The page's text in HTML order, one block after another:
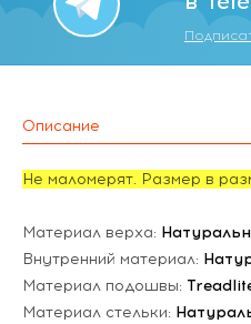
Описание
Не маломерят. Размер в
Материал верха:
Внутренний материал:
Материал подошвы:
Материал стельки: